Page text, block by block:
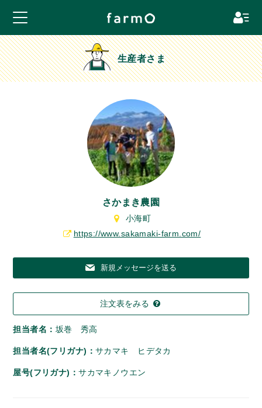
生産者さま
さかまき農園
小海町
https://www.sakamaki-farm.com/
新規メッセージを送る
注文表をみる
担当者名： 坂巻 秀高
担当者名(フリガナ)：サカマキ ヒデタカ
屋号(フリガナ)：サカマキノウエン